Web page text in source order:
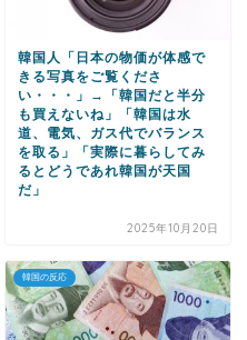
韓国人「日本の物価が体感で
きる写真をご覧くださ
い・・・」→「韓国だと半分
も買えないね」「韓国は水
道、電気、ガス代でバランス
を取る」「実際に暮らしてみ
るとどうであれ韓国が天国
だ」
2025年10月20日
韓国の反応